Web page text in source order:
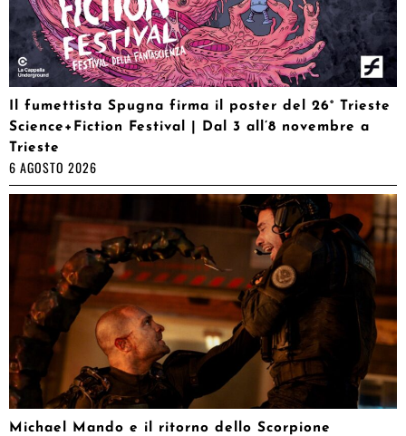
Il fumettista Spugna firma il poster del 26° Trieste
Science+Fiction Festival | Dal 3 all’8 novembre a
Trieste
6 AGOSTO 2026
Michael Mando e il ritorno dello Scorpione